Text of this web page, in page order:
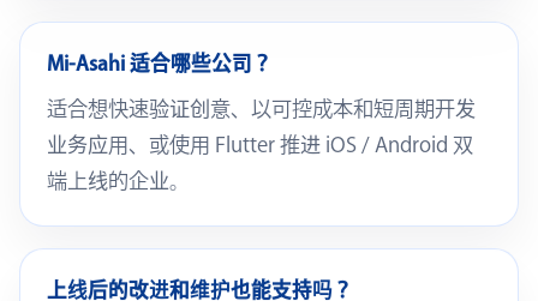
Mi-Asahi 适合哪些公司？
适合想快速验证创意、以可控成本和短周期开发
业务应用、或使用 Flutter 推进 iOS / Android 双
端上线的企业。
上线后的改进和维护也能支持吗？